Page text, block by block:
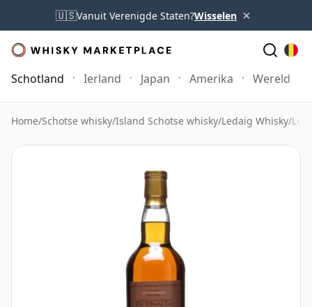
🇺🇸Vanuit Verenigde Staten?Wisselen ×
Schotland Ierland Japan Amerika Wereld
Home/Schotse whisky/Island Schotse whisky/Ledaig Whisky/